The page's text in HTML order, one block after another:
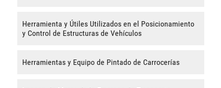
Herramienta y Útiles Utilizados en el Posicionamiento
y Control de Estructuras de Vehículos
Herramientas y Equipo de Pintado de Carrocerías